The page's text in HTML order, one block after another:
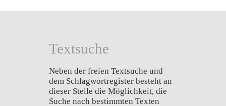
Textsuche
Neben der freien Textsuche und
dem Schlagwortregister besteht an
dieser Stelle die Möglichkeit, die
Suche nach bestimmten Texten